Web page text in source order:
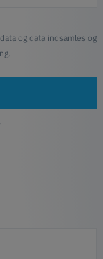
og data indsamles og